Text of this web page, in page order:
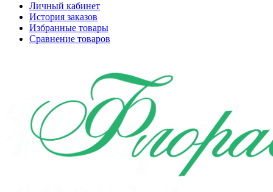
Личный кабинет
История заказов
Избранные товары
Сравнение товаров